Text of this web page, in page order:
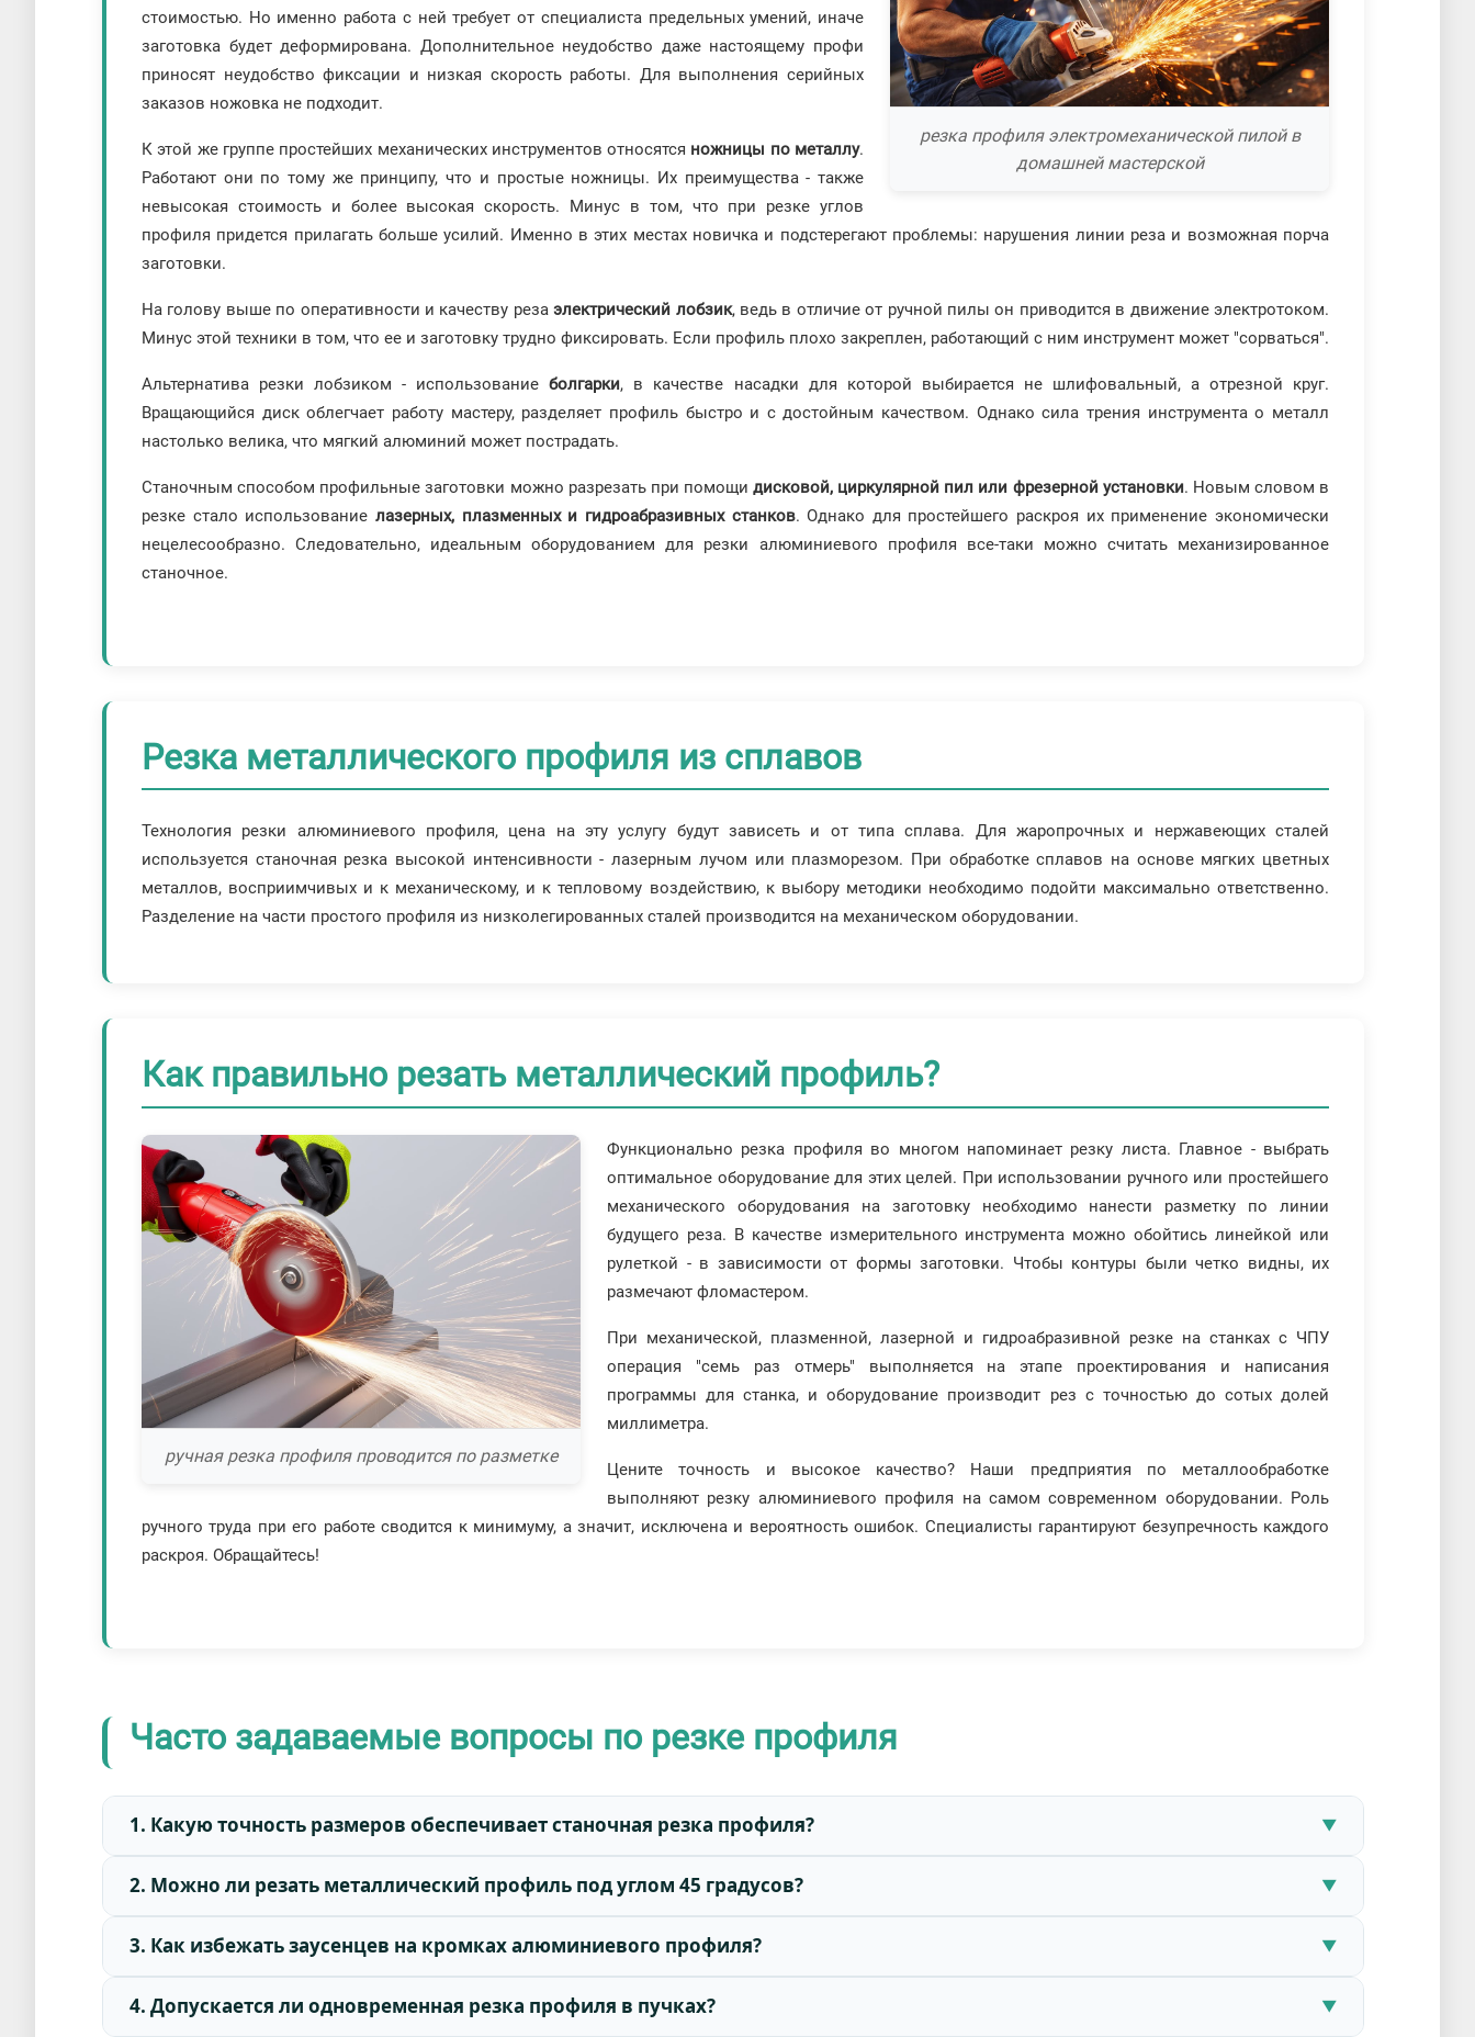
резка профиля электромеханической пилой в
домашней мастерской
стоимостью. Но именно работа с ней требует от специалиста предельных умений, иначе
заготовка будет деформирована. Дополнительное неудобство даже настоящему профи
приносят неудобство фиксации и низкая скорость работы. Для выполнения серийных
заказов ножовка не подходит.
К этой же группе простейших механических инструментов относятся ножницы по металлу.
Работают они по тому же принципу, что и простые ножницы. Их преимущества - также
невысокая стоимость и более высокая скорость. Минус в том, что при резке углов
профиля придется прилагать больше усилий. Именно в этих местах новичка и подстерегают проблемы: нарушения линии реза и возможная порча
заготовки.
На голову выше по оперативности и качеству резаэлектрический лобзик, ведь в отличие от ручной пилы он приводится в движение электротоком.
Минус этой техники в том, что ее и заготовку трудно фиксировать. Если профиль плохо закреплен, работающий с ним инструмент может "сорваться".
Альтернатива резки лобзиком - использованиеболгарки, в качестве насадки для которой выбирается не шлифовальный, а отрезной круг.
Вращающийся диск облегчает работу мастеру, разделяет профиль быстро и с достойным качеством. Однако сила трения инструмента о металл
настолько велика, что мягкий алюминий может пострадать.
Станочным способом профильные заготовки можно разрезать при помощи дисковой, циркулярной пил или фрезерной установки. Новым словом в
резке стало использование лазерных, плазменных и гидроабразивных станков. Однако для простейшего раскроя их применение экономически
нецелесообразно. Следовательно, идеальным оборудованием для резки алюминиевого профиля все-таки можно считать механизированное
станочное.
Резка металлического профиля из сплавов
Технология резки алюминиевого профиля, цена на эту услугу будут зависеть и от типа сплава. Для жаропрочных и нержавеющих сталей
используется станочная резка высокой интенсивности - лазерным лучом или плазморезом. При обработке сплавов на основе мягких цветных
металлов, восприимчивых и к механическому, и к тепловому воздействию, к выбору методики необходимо подойти максимально ответственно.
Разделение на части простого профиля из низколегированных сталей производится на механическом оборудовании.
Как правильно резать металлический профиль?
ручная резка профиля проводится по разметке
Функционально резка профиля во многом напоминает резку листа. Главное - выбрать
оптимальное оборудование для этих целей. При использовании ручного или простейшего
механического оборудования на заготовку необходимо нанести разметку по линии
будущего реза. В качестве измерительного инструмента можно обойтись линейкой или
рулеткой - в зависимости от формы заготовки. Чтобы контуры были четко видны, их
размечают фломастером.
При механической, плазменной, лазерной и гидроабразивной резке на станках с ЧПУ
операция "семь раз отмерь" выполняется на этапе проектирования и написания
программы для станка, и оборудование производит рез с точностью до сотых долей
миллиметра.
Цените точность и высокое качество? Наши предприятия по металлообработке
выполняют резку алюминиевого профиля на самом современном оборудовании. Роль
ручного труда при его работе сводится к минимуму, а значит, исключена и вероятность ошибок. Специалисты гарантируют безупречность каждого
раскроя. Обращайтесь!
Часто задаваемые вопросы по резке профиля
1. Какую точность размеров обеспечивает станочная резка профиля?
2. Можно ли резать металлический профиль под углом 45 градусов?
3. Как избежать заусенцев на кромках алюминиевого профиля?
4. Допускается ли одновременная резка профиля в пучках?